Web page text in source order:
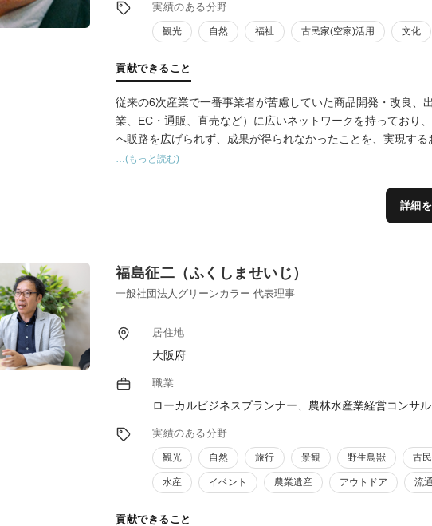
実績のある分野
観光 自然 福祉 古民家(空家)活用 文化
貢献できること
従来の6次産業で一番事業者が苦慮していた商品開発・改良
業、EC・通販、直売など）に広いネットワークを持っており
へ販路を広げられず、成果が得られなかったことを、実現する
…(もっと読む)
詳細
福島征二（ふくしませいじ）
一般社団法人グリーンカラー 代表理事
居住地
大阪府
職業
ローカルビジネスプランナー、農林水産業経営コンサ
実績のある分野
観光 自然 旅行 景観 野生鳥獣 古
水産 イベント 農業遺産 アウトドア 流通
貢献できること